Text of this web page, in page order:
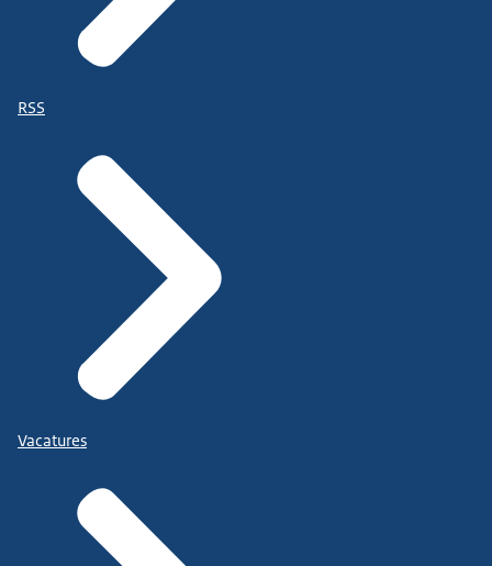
RSS
Vacatures